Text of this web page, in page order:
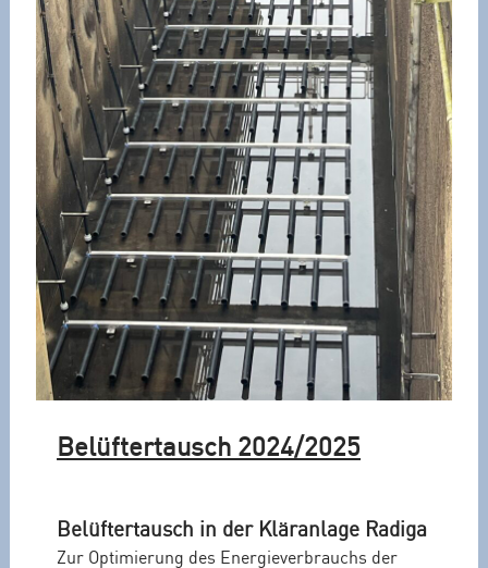
Belüftertausch 2024/2025
Belüftertausch in der Kläranlage Radiga
Zur Optimierung des Energieverbrauchs der